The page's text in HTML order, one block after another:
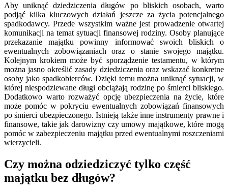
Aby uniknąć dziedziczenia długów po bliskich osobach, warto
podjąć kilka kluczowych działań jeszcze za życia potencjalnego
spadkodawcy. Przede wszystkim ważne jest prowadzenie otwartej
komunikacji na temat sytuacji finansowej rodziny. Osoby planujące
przekazanie majątku powinny informować swoich bliskich o
ewentualnych zobowiązaniach oraz o stanie swojego majątku.
Kolejnym krokiem może być sporządzenie testamentu, w którym
można jasno określić zasady dziedziczenia oraz wskazać konkretne
osoby jako spadkobierców. Dzięki temu można uniknąć sytuacji, w
której niespodziewane długi obciążają rodzinę po śmierci bliskiego.
Dodatkowo warto rozważyć opcję ubezpieczenia na życie, które
może pomóc w pokryciu ewentualnych zobowiązań finansowych
po śmierci ubezpieczonego. Istnieją także inne instrumenty prawne i
finansowe, takie jak darowizny czy umowy majątkowe, które mogą
pomóc w zabezpieczeniu majątku przed ewentualnymi roszczeniami
wierzycieli.
Czy można odziedziczyć tylko część
majątku bez długów?